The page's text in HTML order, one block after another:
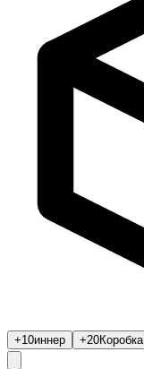
+10иннер +20Коробка